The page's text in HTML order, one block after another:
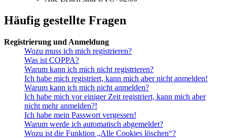
Häufig gestellte Fragen
Registrierung und Anmeldung
Wozu muss ich mich registrieren?
Was ist COPPA?
Warum kann ich mich nicht registrieren?
Ich habe mich registriert, kann mich aber nicht anmelden!
Warum kann ich mich nicht anmelden?
Ich habe mich vor einiger Zeit registriert, kann mich aber
nicht mehr anmelden?!
Ich habe mein Passwort vergessen!
Warum werde ich automatisch abgemeldet?
Wozu ist die Funktion „Alle Cookies löschen“?